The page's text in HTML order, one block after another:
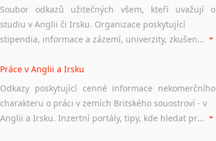
Soubor odkazů užitečných všem, kteří uvažují o
studiu v Anglii či Irsku. Organizace poskytující
stipendia, informace a zázemí, univerzity, zkušenosti studentů.
Práce v Anglii a Irsku
Odkazy poskytující cenné informace nekomerčního
charakteru o práci v zemích Britského souostroví - v
Anglii a Irsku. Inzertní portály, tipy, kde hledat práci na internetu případně osobní zkušenosti ostatních.